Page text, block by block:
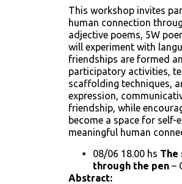
This workshop invites
human connection
adjective poems, 5W
will experiment with
friendships are formed
participatory activities,
scaffolding techniques,
expression,
friendship, while
become a space for self-
meaningful human
08/06 18.00 hs The
through the pen –
Abstract: